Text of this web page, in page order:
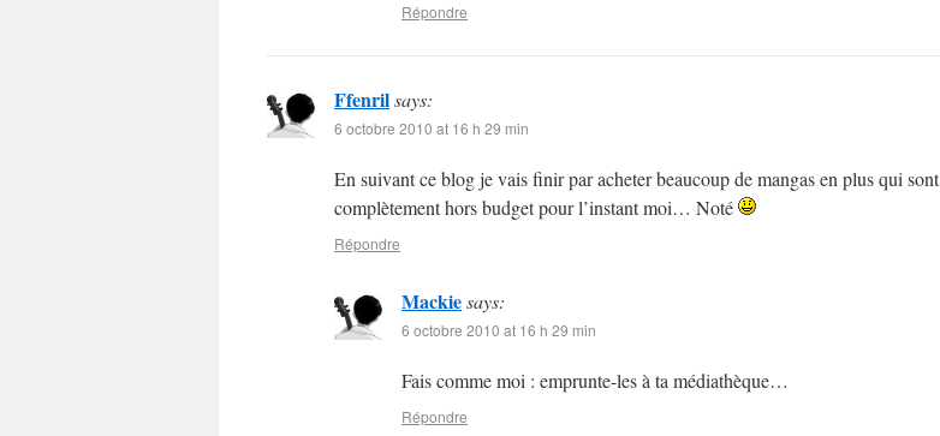
Répondre
Ffenrilsays:
6 octobre 2010 at 16 h 29 min
En suivant ce blog je vais finir par acheter beaucoup de mangas en plus qui sont
complètement hors budget pour l’instant moi… Noté
Répondre
Mackiesays:
6 octobre 2010 at 16 h 29 min
Fais comme moi : emprunte-les à ta médiathèque…
Répondre